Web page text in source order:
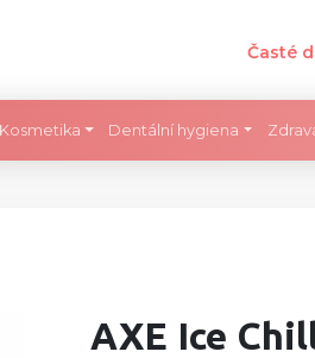
Časté
Kosmetika Dentální hygiena
AXE Ice